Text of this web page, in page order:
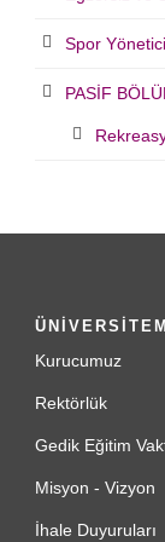
Spor
PASİF
Kurucumuz
Rektörlük
Gedik Eğitim
Misyon - Vizyon
İhale Duyuruları